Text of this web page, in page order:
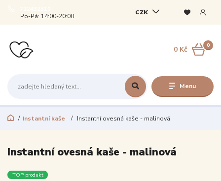
Menu
CZK
Po-Pá: 14:00-20:00
0
0 Kč
Instantní kaše Instantní ovesná kaše - malinová
Instantní ovesná kaše - malinová
TOP produkt